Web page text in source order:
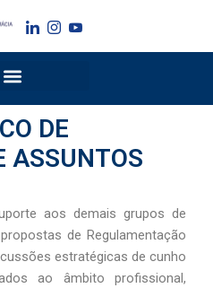
DE
ASSUNTOS
aos demais grupos de
de Regulamentação
estratégicas de cunho
ao âmbito profissional,